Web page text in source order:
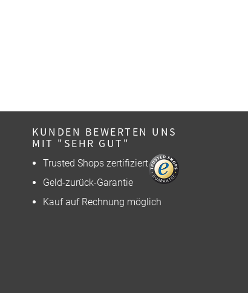
KUNDEN BEWERTEN UNS
MIT "SEHR GUT"
Trusted Shops zertifiziert
Geld-zurück-Garantie
Kauf auf Rechnung möglich